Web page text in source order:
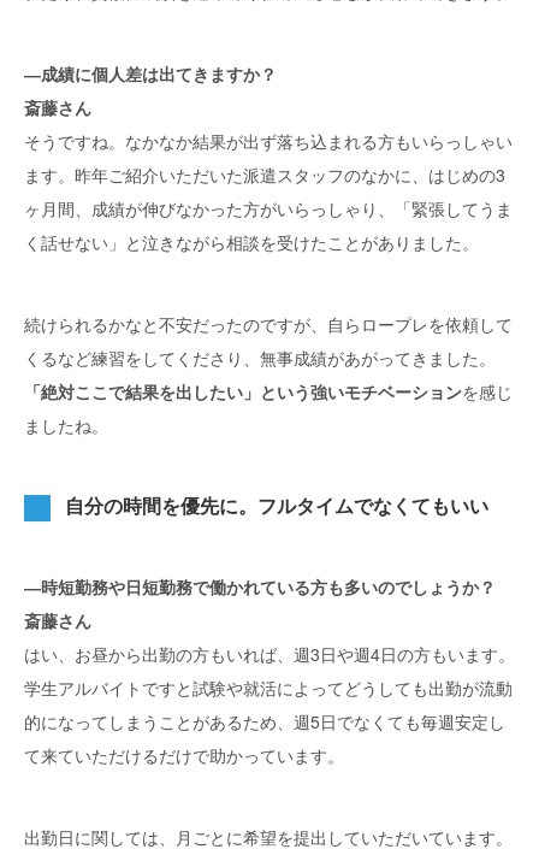
―成績に個人差は出てきますか？
斎藤さん
そうですね。なかなか結果が出ず落ち込まれる方もいらっしゃい
ます。昨年ご紹介いただいた派遣スタッフのなかに、はじめの3
ヶ月間、成績が伸びなかった方がいらっしゃり、「緊張してうま
く話せない」と泣きながら相談を受けたことがありました。
続けられるかなと不安だったのですが、自らロープレを依頼して
くるなど練習をしてくださり、無事成績があがってきました。
「絶対ここで結果を出したい」という強いモチベーションを感じ
ましたね。
自分の時間を優先に。フルタイムでなくてもいい
―時短勤務や日短勤務で働かれている方も多いのでしょうか？
斎藤さん
はい、お昼から出勤の方もいれば、週3日や週4日の方もいます。
学生アルバイトですと試験や就活によってどうしても出勤が流動
的になってしまうことがあるため、週5日でなくても毎週安定し
て来ていただけるだけで助かっています。
出勤日に関しては、月ごとに希望を提出していただいています。